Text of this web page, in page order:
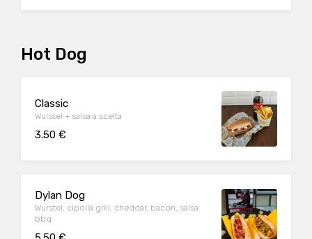
Hot Dog
Classic
Wurstel + salsa a scelta
3.50 €
Dylan Dog
Wurstel, cipolla grill, cheddar, bacon, salsa
bbq